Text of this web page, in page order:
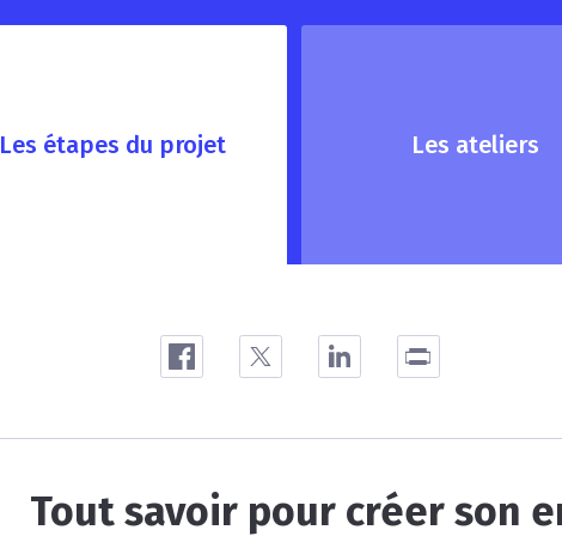
Les étapes du projet Les ateliers
Tout savoir pour créer son